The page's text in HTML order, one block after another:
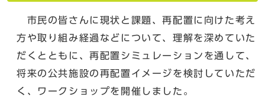
市民の皆さんに現状と課題、再配置に向けた考え
方や取り組み経過などについて、理解を深めていた
だくとともに、再配置シミュレーションを通して、
将来の公共施設の再配置イメージを検討していただ
く、ワークショップを開催しました。